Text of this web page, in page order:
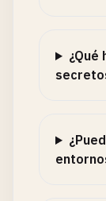
¿Qué